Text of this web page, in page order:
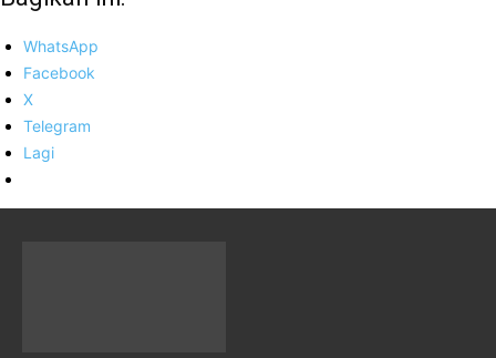
WhatsApp
Facebook
X
Telegram
Lagi